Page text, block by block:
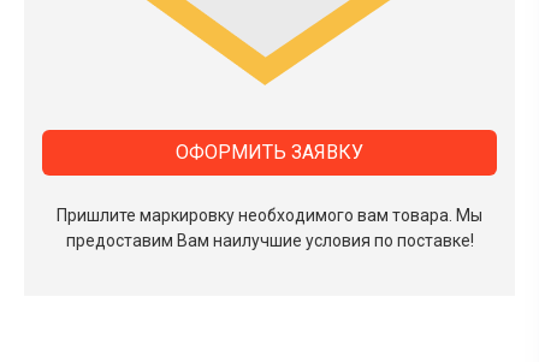
Пришлите маркировку необходимого вам товара. Мы
предоставим Вам наилучшие условия по поставке!
ОФОРМИТЬ ЗАЯВКУ